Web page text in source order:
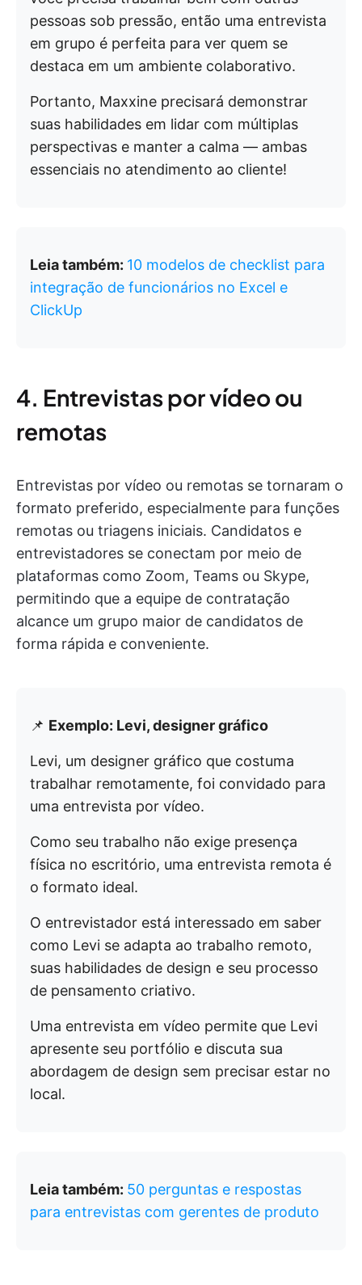
pessoas sob pressão, então uma entrevista
em grupo é perfeita para ver quem se
destaca em um ambiente colaborativo.
Portanto, Maxxine precisará demonstrar
suas habilidades em lidar com múltiplas
perspectivas e manter a calma — ambas
essenciais no atendimento ao cliente!
Leia também: 10 modelos de checklist para
integração de funcionários no Excel e
ClickUp
4. Entrevistas por vídeo ou
remotas
Entrevistas por vídeo ou remotas se tornaram o
formato preferido, especialmente para funções
remotas ou triagens iniciais. Candidatos e
entrevistadores se conectam por meio de
plataformas como Zoom, Teams ou Skype,
permitindo que a equipe de contratação
alcance um grupo maior de candidatos de
forma rápida e conveniente.
📌 Exemplo: Levi, designer gráfico
Levi, um designer gráfico que costuma
trabalhar remotamente, foi convidado para
uma entrevista por vídeo.
Como seu trabalho não exige presença
física no escritório, uma entrevista remota é
o formato ideal.
O entrevistador está interessado em saber
como Levi se adapta ao trabalho remoto,
suas habilidades de design e seu processo
de pensamento criativo.
Uma entrevista em vídeo permite que Levi
apresente seu portfólio e discuta sua
abordagem de design sem precisar estar no
local.
Leia também: 50 perguntas e respostas
para entrevistas com gerentes de produto